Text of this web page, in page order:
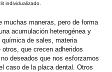
individualizado.
muchas maneras, pero de forma
acumulación heterogénea y
de sales, materia
que crecen adheridos
deseados que nos esforzamos
caso de la placa dental. Otros